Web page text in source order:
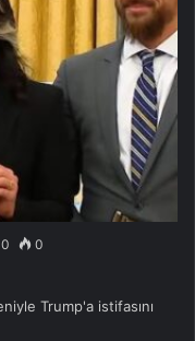
0 0
Trump'a istifasını